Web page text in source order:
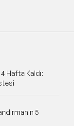
Hafta Kaldı:
5